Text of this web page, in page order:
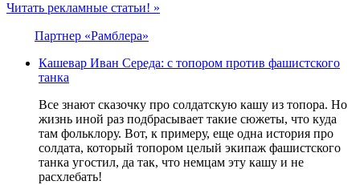
Читать рекламные статьи! »
Партнер «Рамблера»
Кашевар Иван Середа: с топором против фашистского
танка
Все знают сказочку про солдатскую кашу из топора. Но
жизнь иной раз подбрасывает такие сюжеты, что куда
там фольклору. Вот, к примеру, еще одна история про
солдата, который топором целый экипаж фашистского
танка угостил, да так, что немцам эту кашу и не
расхлебать!